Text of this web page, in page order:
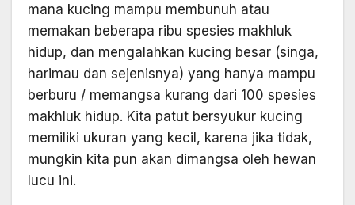
mana kucing mampu membunuh atau
memakan beberapa ribu spesies makhluk
hidup, dan mengalahkan kucing besar (singa,
harimau dan sejenisnya) yang hanya mampu
berburu / memangsa kurang dari 100 spesies
makhluk hidup. Kita patut bersyukur kucing
memiliki ukuran yang kecil, karena jika tidak,
mungkin kita pun akan dimangsa oleh hewan
lucu ini.